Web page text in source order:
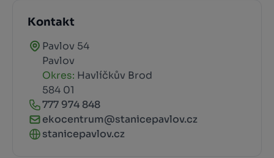
Kontakt
Pavlov 54
Pavlov
Okres: Havlíčkův Brod
584 01
777 974 848
ekocentrum@stanicepavlov.cz
stanicepavlov.cz